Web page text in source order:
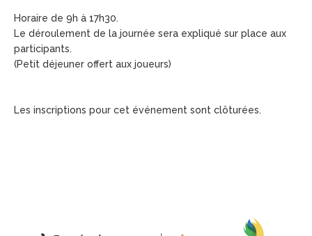
Horaire de 9h à 17h30.
Le déroulement de la journée sera expliqué sur place aux
participants.
(Petit déjeuner offert aux joueurs)
Les inscriptions pour cet événement sont clôturées.